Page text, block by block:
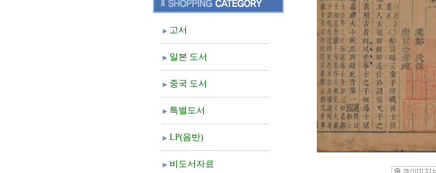
고서
일본 도서
중국 도서
특별도서
LP(음반)
비도서자료